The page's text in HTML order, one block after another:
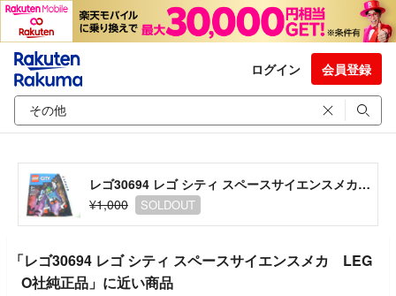
ログイン 会員登録
レゴ30694 レゴ シティ スペースサイエンスメカ LEGO社純正品
¥1,000
SOLDOUT
「レゴ30694 レゴ シティ スペースサイエンスメカ LEG
O社純正品」に近い商品